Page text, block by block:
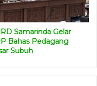
Samarinda Gelar
Bahas Pedagang
Subuh